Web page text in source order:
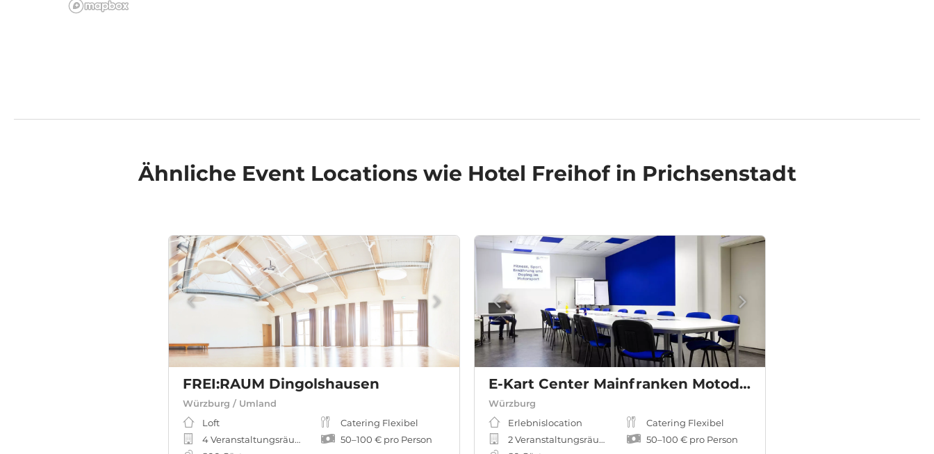
Ähnliche Event Locationswie Hotel Freihof in Prichsenstadt
FREI:RAUM Dingolshausen
Würzburg / Umland
Loft
4 Veranstaltungsräume
Catering Flexibel
50–100 € pro Person
E-Kart Center Mainfranken Motodrom
Würzburg
Erlebnislocation
2 Veranstaltungsräume
Catering Flexibel
50–100 € pro Person